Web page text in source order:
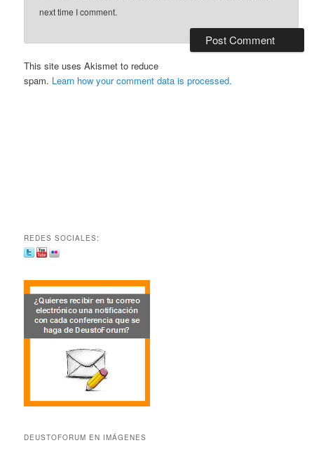
next time I comment.
This site uses Akismet to reduce
spam. Learn how your comment data is processed.
REDES SOCIALES:
DEUSTOFORUM EN IMÁGENES